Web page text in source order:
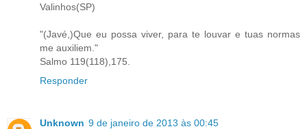
Valinhos(SP)
"(Javé,)Que eu possa viver, para te louvar e tuas normas
me auxiliem."
Salmo 119(118),175.
Responder
Unknown 9 de janeiro de 2013 às 00:45